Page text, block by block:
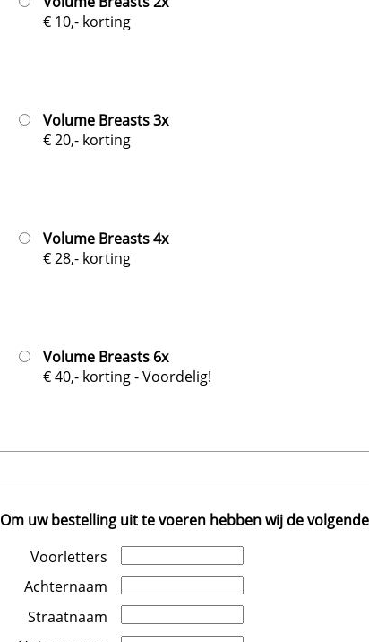
€ 10,- korting
Volume Breasts 3x
€ 20,- korting
Volume Breasts 4x
€ 28,- korting
Volume Breasts 6x
€ 40,- korting - Voordelig!
Om uw bestelling uit te voeren hebben wij de
Voorletters
Achternaam
Straatnaam